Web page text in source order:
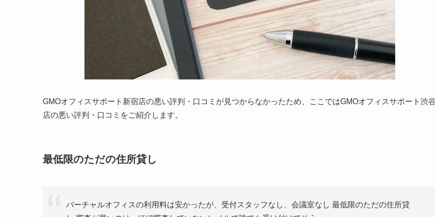
GMOオフィスサポート新宿店の悪い評判・口コミが見つからなかったため、ここではGMOオフィスサポート渋
店の悪い評判・口コミをご紹介します。
最低限のただの住所貸し
バーチャルオフィスの利用料は安かったが、受付スタッフなし、会議室なし 最低限のただの住所貸